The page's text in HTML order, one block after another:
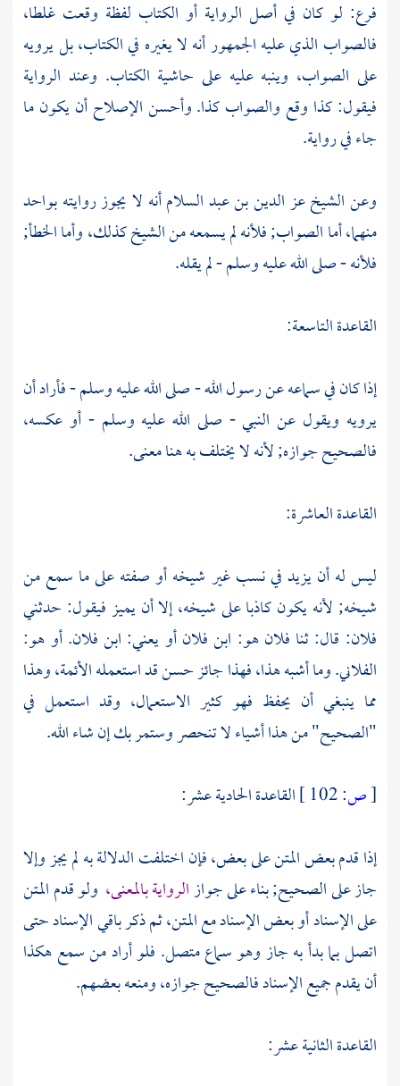
فرع: لو كان في أصل الرواية أو الكتاب لفظة وقعت غلطا،
فالصواب الذي عليه الجمهور أنه لا يغيره في الكتاب، بل يرويه
على الصواب، وينبه عليه على حاشية الكتاب. وعند الرواية
فيقول: كذا وقع والصواب كذا. وأحسن الإصلاح أن يكون ما
جاء في رواية.
وعن الشيخعز الدين بن عبد السلامأنه لا يجوز روايته بواحد
منهما، أما الصواب; فلأنه لم يسمعه من الشيخ كذلك، وأما الخطأ;
فلأنه - صلى الله عليه وسلم - لم يقله.
القاعدة التاسعة:
إذا كان في سماعه عن رسول الله - صلى الله عليه وسلم - فأراد أن
يرويه ويقول عن النبي - صلى الله عليه وسلم - أو عكسه،
فالصحيح جوازه; لأنه لا يختلف به هنا معنى.
القاعدة العاشرة:
ليس له أن يزيد في نسب غير شيخه أو صفته على ما سمع من
شيخه; لأنه يكون كاذبا على شيخه، إلا أن يميز فيقول: حدثني
فلان: قال: ثنا فلان هو: ابن فلان أو يعني: ابن فلان. أو هو:
الفلاني. وما أشبه هذا، فهذا جائز حسن قد استعمله الأئمة، وهذا
مما ينبغي أن يحفظ فهو كثير الاستعمال، وقد استعمل في
"الصحيح" من هذا أشياء لا تنحصر وستمر بك إن شاء الله.
[ص:
القاعدة الحادية عشر:
إذا قدم بعض المتن على بعض، فإن اختلفت الدلالة به لم يجز وإلا
جاز على الصحيح; بناء على جوازالرواية بالمعنى، ولو قدم المتن
على الإسناد أو بعض الإسناد مع المتن، ثم ذكر باقي الإسناد حتى
اتصل بما بدأ به جاز وهو سماع متصل. فلو أراد من سمع هكذا
أن يقدم جميع الإسناد فالصحيح جوازه، ومنعه بعضهم.
القاعدة الثانية عشر: